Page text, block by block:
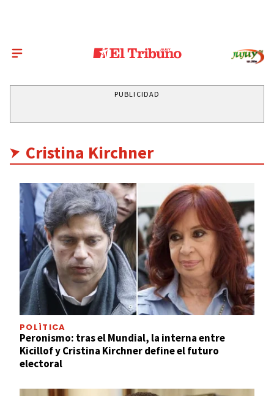
PUBLICIDAD
Cristina Kirchner
POLÍTICA
Peronismo: tras el Mundial, la interna entre
Kicillof y Cristina Kirchner define el futuro
electoral